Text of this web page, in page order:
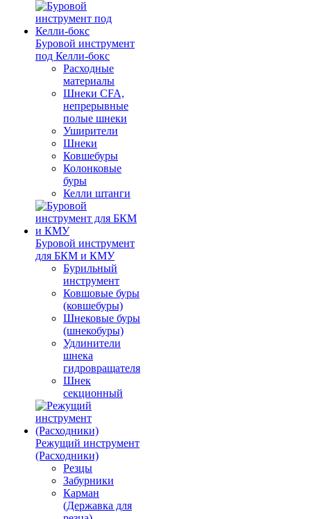
Буровой инструмент
под Келли-бокс
Расходные
материалы
Шнеки CFA,
непрерывные
полые шнеки
Уширители
Шнеки
Ковшебуры
Колонковые
буры
Келли штанги
Буровой инструмент
для БКМ и КМУ
Бурильный
инструмент
Ковшовые буры
(ковшебуры)
Шнековые буры
(шнекобуры)
Удлинители
шнека
гидровращателя
Шнек
секционный
Режущий инструмент
(Расходники)
Резцы
Забурники
Карман
(Державка для